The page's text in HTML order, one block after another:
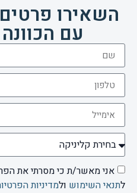
השאירו
עם
אני מאשר/ת כי מסרתי את
לתנאי השימוש ולמדיניות